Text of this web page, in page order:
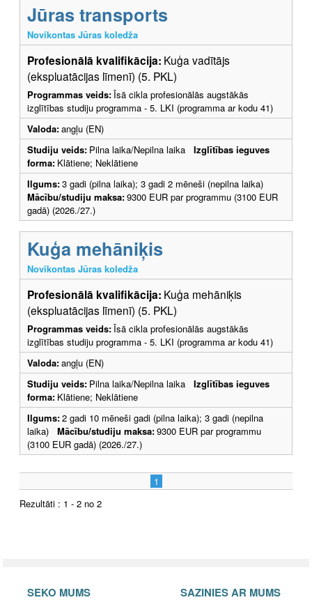
Jūras transports
Novikontas Jūras koledža
Profesionālā kvalifikācija: Kuģa vadītājs
(ekspluatācijas līmenī) (5. PKL)
Programmas veids:Īsā cikla profesionālās augstākās
izglītības studiju programma - 5. LKI (programma ar kodu 41)
Valoda:angļu (EN)
Studiju veids: Pilna laika/Nepilna laika Izglītības ieguves
forma: Klātiene; Neklātiene
Ilgums:3 gadi (pilna laika); 3 gadi 2 mēneši (nepilna laika)
Mācību/studiju maksa:9300 EUR par programmu (3100 EUR
gadā) (2026./27.)
Kuģa mehāniķis
Novikontas Jūras koledža
Profesionālā kvalifikācija: Kuģa mehāniķis
(ekspluatācijas līmenī) (5. PKL)
Programmas veids:Īsā cikla profesionālās augstākās
izglītības studiju programma - 5. LKI (programma ar kodu 41)
Valoda:angļu (EN)
Studiju veids: Pilna laika/Nepilna laika Izglītības ieguves
forma: Klātiene; Neklātiene
Ilgums:2 gadi 10 mēneši gadi (pilna laika); 3 gadi (nepilna
laika) Mācību/studiju maksa:9300 EUR par programmu
(3100 EUR gadā) (2026./27.)
1
Rezultāti : 1 - 2 no 2
SEKO MUMS SAZINIES AR MUMS